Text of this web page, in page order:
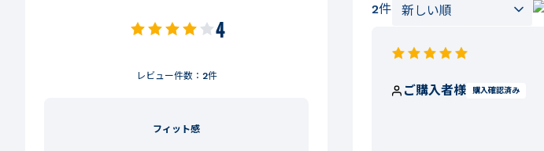
4
レビュー件数： 2件
フィット感
2件
ご購入者様 購入確認済み